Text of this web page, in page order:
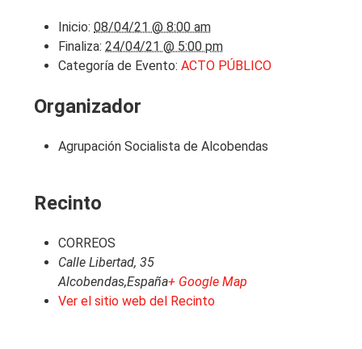
Inicio: 08/04/21 @ 8:00 am
Finaliza: 24/04/21 @ 5:00 pm
Categoría de Evento: ACTO PÚBLICO
Organizador
Agrupación Socialista de Alcobendas
Recinto
CORREOS
Calle Libertad, 35
Alcobendas,España+ Google Map
Ver el sitio web del Recinto